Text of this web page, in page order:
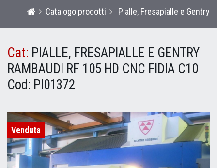
Catalogo prodotti Pialle, Fresapialle e Gentry
Cat: PIALLE, FRESAPIALLE E GENTRY
RAMBAUDI RF 105 HD CNC FIDIA C10
Cod: PI01372
Venduta